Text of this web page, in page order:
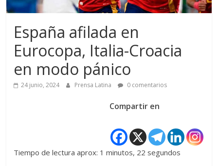
España afilada en
Eurocopa, Italia-Croacia
en modo pánico
24 junio, 2024 Prensa Latina 0 comentarios
Compartir en
Tiempo de lectura aprox: 1 minutos, 22 segundos